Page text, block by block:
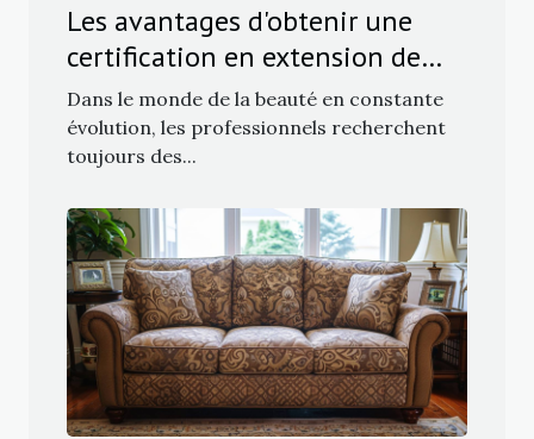
Les avantages d'obtenir une
certification en extension de
cils pour les professionnels
Dans le monde de la beauté en constante
évolution, les professionnels recherchent
toujours des...